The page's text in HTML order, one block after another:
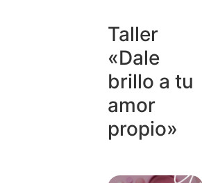
Taller
«Dale
brillo a tu
amor
propio»